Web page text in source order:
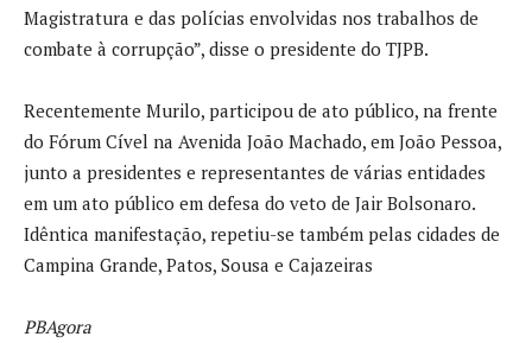
Magistratura e das polícias envolvidas nos trabalhos de
combate à corrupção”, disse o presidente do TJPB.
Recentemente Murilo, participou de ato público, na frente
do Fórum Cível na Avenida João Machado, em João Pessoa,
junto a presidentes e representantes de várias entidades
em um ato público em defesa do veto de Jair Bolsonaro.
Idêntica manifestação, repetiu-se também pelas cidades de
Campina Grande, Patos, Sousa e Cajazeiras
PBAgora